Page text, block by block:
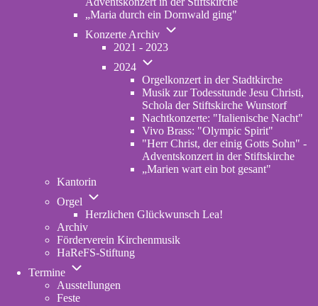
„Maria durch ein Dornwald ging"
Konzerte Archiv
Unternavigation
Konzerte
2021 - 2023
2024
Unternavigation
2024
Orgelkonzert in der Stadtkirche
Musik zur Todesstunde Jesu Christi,
Schola der Stiftskirche Wunstorf
Nachtkonzerte: "Italienische Nacht"
Vivo Brass: "Olympic Spirit"
"Herr Christ, der einig Gotts Sohn" -
Adventskonzert in der Stiftskirche
„Marien wart ein bot gesant"
Kantorin
Orgel
Unternavigation
Orgel
Herzlichen Glückwunsch Lea!
Archiv
Förderverein Kirchenmusik
HaReFS-Stiftung
Termine
Unternavigation
Termine
Ausstellungen
Feste